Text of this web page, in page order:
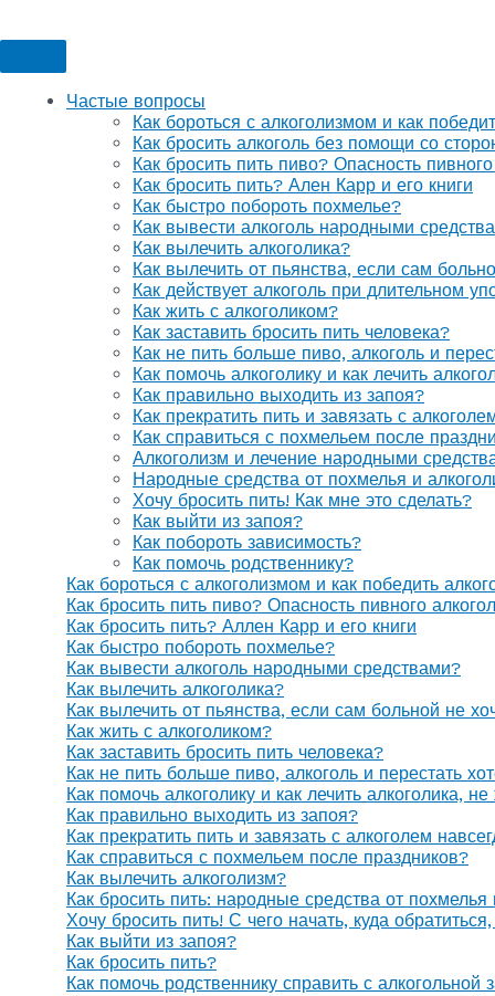
Частые вопросы
Как бороться с алкоголизмом и как
Как бросить алкоголь без помощи со
Как бросить пить пиво? Опасность
Как бросить пить? Ален Карр и его книги
Как быстро побороть похмелье?
Как вывести алкоголь народными
Как вылечить алкоголика?
Как вылечить от пьянства, если сам
Как действует алкоголь при длительном
Как жить с алкоголиком?
Как заставить бросить пить человека?
Как не пить больше пиво, алкоголь и
Как помочь алкоголику и как лечить
Как правильно выходить из запоя?
Как прекратить пить и завязать с
Как справиться с похмельем после
Алкоголизм и лечение народными
Народные средства от похмелья и
Хочу бросить пить! Как мне это сделать?
Как выйти из запоя?
Как побороть зависимость?
Как помочь родственнику?
Как бороться с алкоголизмом и как победить
Как бросить пить пиво? Опасность пивного
Как бросить пить? Аллен Карр и его книги
Как быстро побороть похмелье?
Как вывести алкоголь народными средствами?
Как вылечить алкоголика?
Как вылечить от пьянства, если сам больной не
Как жить с алкоголиком?
Как заставить бросить пить человека?
Как не пить больше пиво, алкоголь и перестать
Как помочь алкоголику и как лечить алкоголика,
Как правильно выходить из запоя?
Как прекратить пить и завязать с алкоголем
Как справиться с похмельем после праздников?
Как вылечить алкоголизм?
Как бросить пить: народные средства от похмелья
Хочу бросить пить! С чего начать, куда
Как выйти из запоя?
Как бросить пить?
Как помочь родственнику справить с алкогольной